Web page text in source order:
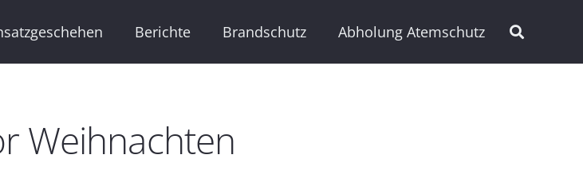
Berichte Brandschutz Abholung Atemschutz
Weihnachten